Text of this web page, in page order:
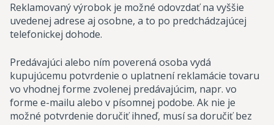
Reklamovaný výrobok je možné odovzdať na vyššie
uvedenej adrese aj osobne, a to po predchádzajúcej
telefonickej dohode.
Predávajúci alebo ním poverená osoba vydá
kupujúcemu potvrdenie o uplatnení reklamácie tovaru
vo vhodnej forme zvolenej predávajúcim, napr. vo
forme e-mailu alebo v písomnej podobe. Ak nie je
možné potvrdenie doručiť ihneď, musí sa doručiť bez